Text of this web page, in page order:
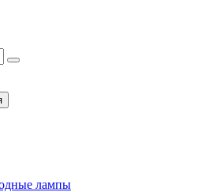
лампы